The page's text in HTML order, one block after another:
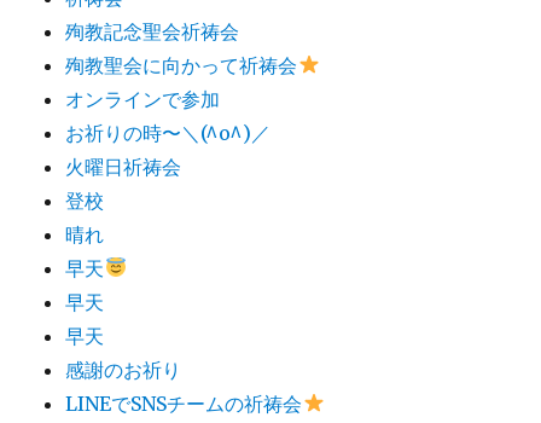
殉教記念聖会祈祷会
殉教聖会に向かって祈祷会
オンラインで参加
お祈りの時〜＼(^o^)／
火曜日祈祷会
登校
晴れ
早天
早天
早天
感謝のお祈り
LINEでSNSチームの祈祷会​